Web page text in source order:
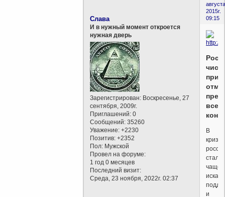
2015г.
09:15
Слава
И в нужный момент откроется
нужная дверь
Зарегистрирован: Воскресенье, 27
сентября, 2009г.
Приглашений: 0
Сообщений: 35260
Уважение: +2230
Позитив: +2352
Пол: Мужской
Провел на форуме:
1 год 0 месяцев
Последний визит:
Среда, 23 ноября, 2022г. 02:37
Рост
всех
В
кризис
стали
чаще
искать
и